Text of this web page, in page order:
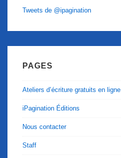
Tweets de @ipagination
PAGES
Ateliers d’écriture gratuits en ligne
iPagination Éditions
Nous contacter
Staff